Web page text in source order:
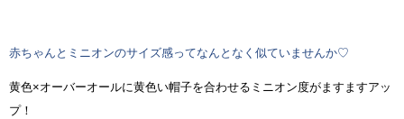
赤ちゃんとミニオンのサイズ感ってなんとなく似ていませんか♡
黄色×オーバーオールに黄色い帽子を合わせるミニオン度がますますアッ
プ！